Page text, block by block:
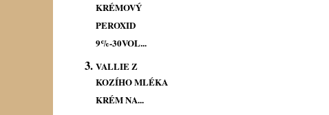
KRÉMOVÝ
PEROXID
9%-30VOL...
VALLIE Z
KOZÍHO MLÉKA
KRÉM NA...